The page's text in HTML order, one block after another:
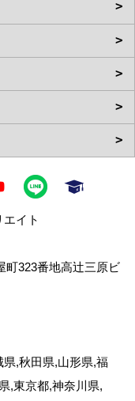
イト
町323番地高辻三原ビ
,秋田県,山形県,福
,東京都,神奈川県,